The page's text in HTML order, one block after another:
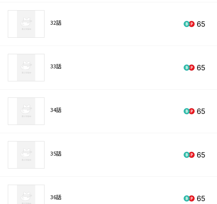
32話 65
33話 65
34話 65
35話 65
36話 65